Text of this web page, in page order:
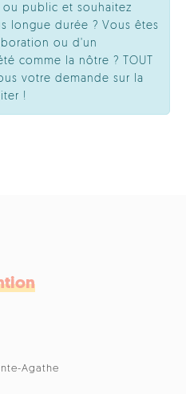
public et souhaitez
longue durée ? Vous êtes
ou d'un
comme la nôtre ? TOUT
votre demande sur la
!
Agathe